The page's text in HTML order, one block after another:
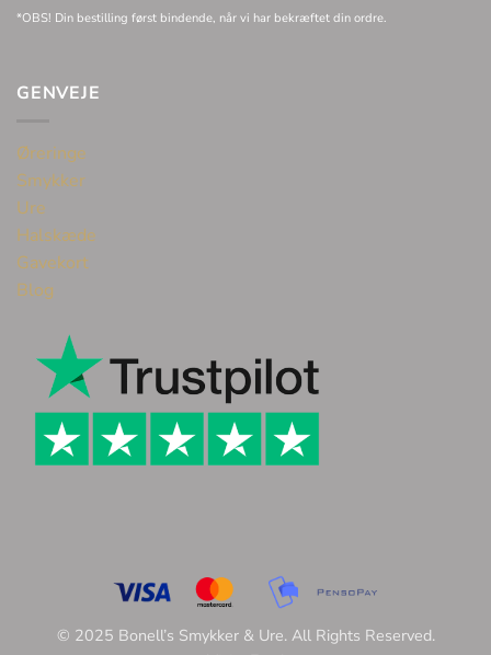
*OBS! Din bestilling først bindende, når vi har bekræftet din ordre.
GENVEJE
Øreringe
Smykker
Ure
Halskæde
Gavekort
Blog
© 2025 Bonell’s Smykker & Ure. All Rights Reserved.